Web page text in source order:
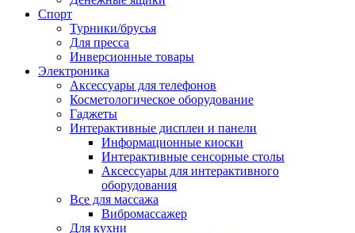
Спорт
Турники/брусья
Для пресса
Инверсионные товары
Электроника
Аксессуары для телефонов
Косметологическое оборудование
Гаджеты
Интерактивные дисплеи и панели
Информационные киоски
Интерактивные сенсорные столы
Аксессуары для интерактивного
оборудования
Все для массажа
Вибромассажер
Для кухни